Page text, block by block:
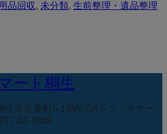
品回収, 未分類, 生前整理・遺品整理
市永楽町5-10MEGAドン・キホー
43-7888